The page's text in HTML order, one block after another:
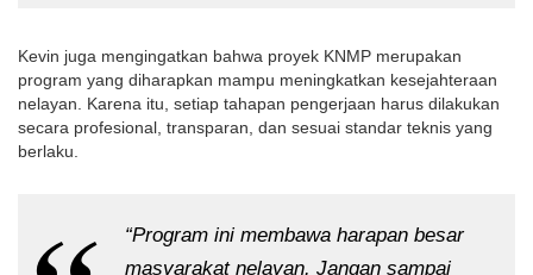
Kevin juga mengingatkan bahwa proyek KNMP merupakan
program yang diharapkan mampu meningkatkan kesejahteraan
nelayan. Karena itu, setiap tahapan pengerjaan harus dilakukan
secara profesional, transparan, dan sesuai standar teknis yang
berlaku.
“Program ini membawa harapan besar
masyarakat nelayan. Jangan sampai